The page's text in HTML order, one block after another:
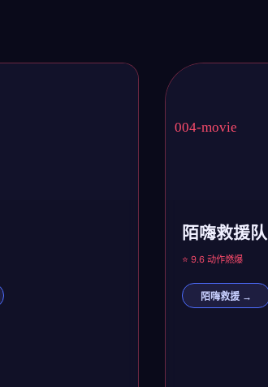
陌嗨救援队
⭐ 9.6 动作燃爆
陌嗨救援 →